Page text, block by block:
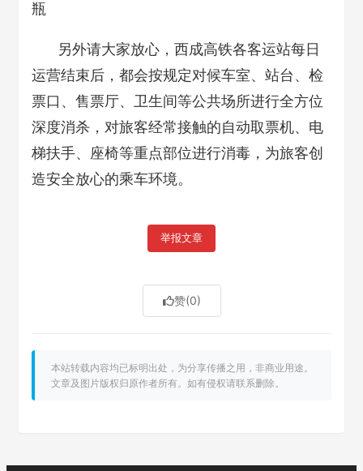
瓶
另外请大家放心，西成高铁各客运站每日
运营结束后，都会按规定对候车室、站台、检
票口、售票厅、卫生间等公共场所进行全方位
深度消杀，对旅客经常接触的自动取票机、电
梯扶手、座椅等重点部位进行消毒，为旅客创
造安全放心的乘车环境。
举报文章
赞(0)
本站转载内容均已标明出处，为分享传播之用，非商业用途。
文章及图片版权归原作者所有。如有侵权请联系删除。